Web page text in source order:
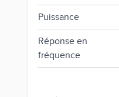
Puissance
Réponse en
fréquence